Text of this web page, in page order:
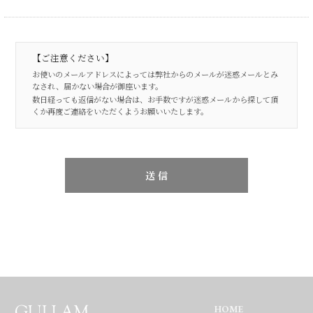
【ご注意ください】
お使いのメールアドレスによっては弊社からのメールが迷惑メールとみ
なされ、届かない場合が御座います。
数日経っても返信がない場合は、お手数ですが迷惑メールから探して頂
くか再度ご連絡をいただくようお願いいたします。
HOME